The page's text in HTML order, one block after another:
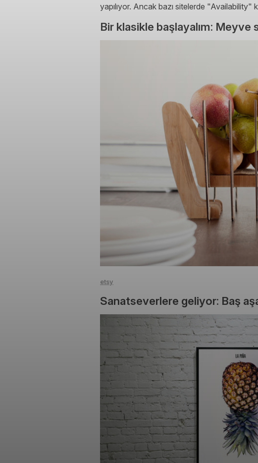
yapılıyor. Ancak bazı sitelerde
Bir klasikle başlayalım: Meyve
etsy
Sanatseverlere geliyor: Baş